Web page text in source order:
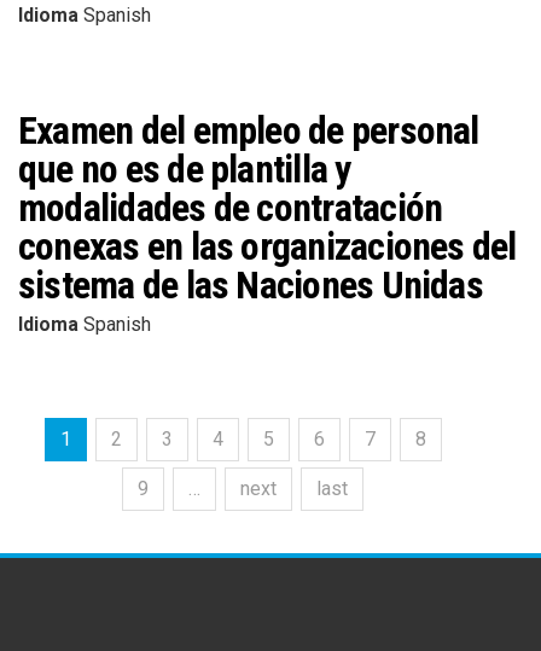
Idioma Spanish
Examen del empleo de personal
que no es de plantilla y
modalidades de contratación
conexas en las organizaciones del
sistema de las Naciones Unidas
Idioma Spanish
1 2 3 4 5 6 7 8
9 … next last